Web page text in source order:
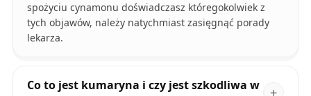
spożyciu cynamonu doświadczasz któregokolwiek z
tych objawów, należy natychmiast zasięgnąć porady
lekarza.
Co to jest kumaryna i czy jest szkodliwa w